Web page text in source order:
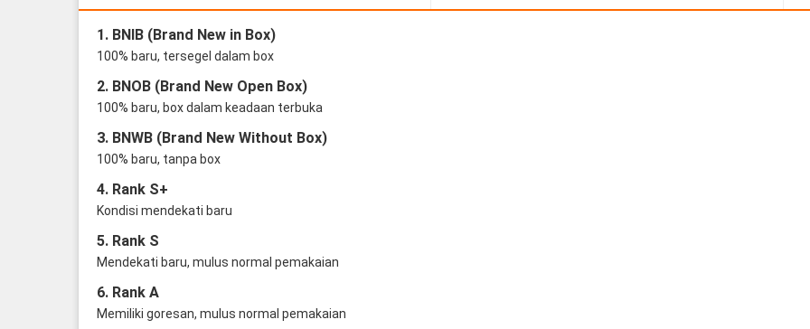
1. BNIB (Brand New in Box)
100% baru, tersegel dalam box
2. BNOB (Brand New Open Box)
100% baru, box dalam keadaan terbuka
3. BNWB (Brand New Without Box)
100% baru, tanpa box
4. Rank S+
Kondisi mendekati baru
5. Rank S
Mendekati baru, mulus normal pemakaian
6. Rank A
Memiliki goresan, mulus normal pemakaian